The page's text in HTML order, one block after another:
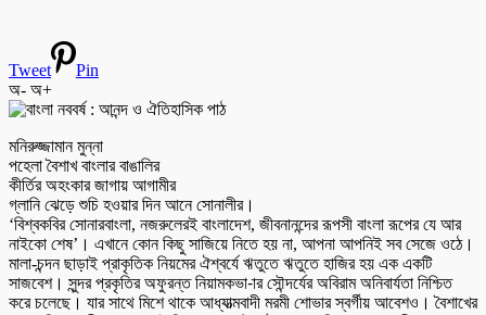
Tweet
Pin
অ- অ+
মনিরুজ্জামান মুন্না
পহেলা বৈশাখ বাংলার বাঙালির
কীর্তির অহংকার জাগায় আগামীর
গ্লানি ঝেড়ে শুচি হওয়ার দিন আনে সোনালীর।
‘বিশ্বকবির সোনারবাংলা, নজরুলেরই বাংলাদেশ, জীবনানন্দের রূপসী বাংলা রূপের যে আর
নাইকো শেষ’। এখানে কোন কিছু সাজিয়ে নিতে হয় না, আপনা আপনিই সব সেজে ওঠে।
মালা-চন্দন ছাড়াই প্রাকৃতিক নিয়মের ঐশ্বর্যে ঋতুতে ঋতুতে হাজির হয় এক একটি
সাজবেশ। সুন্দর প্রকৃতির অফুরন্ত নিয়ামকভা-ার সৌন্দর্যের অবিরাম অনিবার্যতা নিশ্চিত
করে চলেছে। যার সাথে মিশে থাকে আধ্যাত্মবাদী মরমী শোভার স্বর্গীয় আবেশও। বৈশাখের